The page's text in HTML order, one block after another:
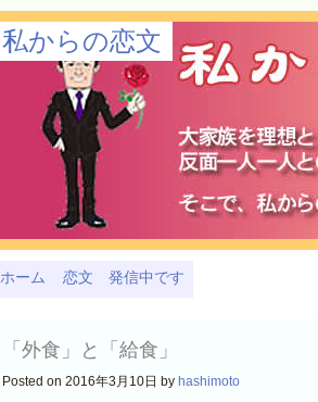
私からの恋文
ホーム 恋文 発信中です
「外食」と「給食」
Posted on 2016年3月10日 by hashimoto